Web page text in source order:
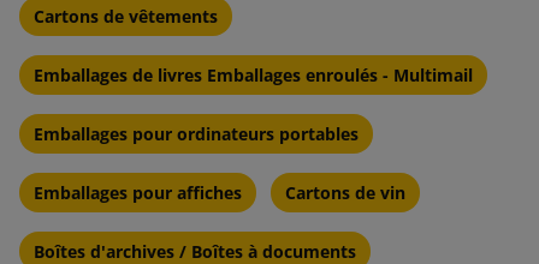
Cartons de vêtements
Emballages de livres Emballages enroulés - Multimail
Emballages pour ordinateurs portables
Emballages pour affiches Cartons de vin
Boîtes d'archives / Boîtes à documents